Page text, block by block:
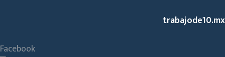
trabajode10.mx
Facebook